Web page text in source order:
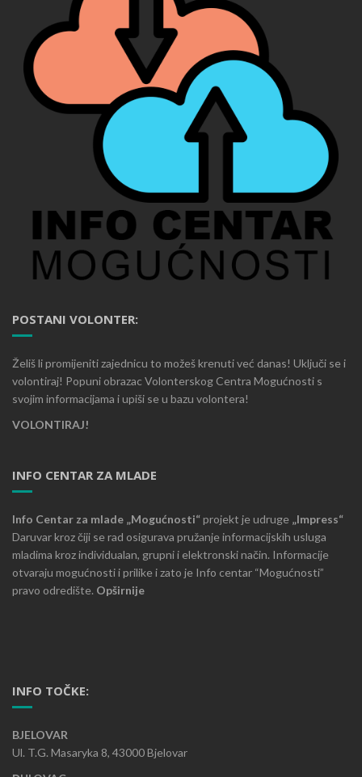
POSTANI VOLONTER:
Želiš li promijeniti zajednicu to možeš krenuti već danas! Uključi se i
volontiraj! Popuni obrazac Volonterskog Centra Mogućnosti s
svojim informacijama i upiši se u bazu volontera!
VOLONTIRAJ!
INFO CENTAR ZA MLADE
Info Centar za mlade „Mogućnosti“projekt je udruge „Impress“
Daruvar kroz čiji se rad osigurava pružanje informacijskih usluga
mladima kroz individualan, grupni i elektronski način. Informacije
otvaraju mogućnosti i prilike i zato je Info centar “Mogućnosti”
pravo odredište. Opširnije
INFO TOČKE:
BJELOVAR
Ul. T.G. Masaryka 8, 43000 Bjelovar